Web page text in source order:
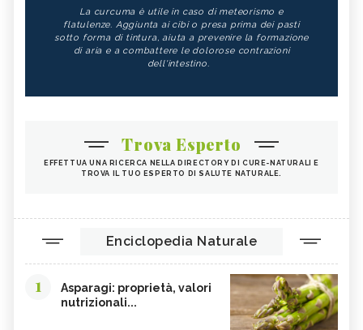
La curcuma è utile in caso di meteorismo e
flatulenze. Aggiunta ai cibi o presa prima dei pasti
sotto forma di tintura, aiuta a prevenire la formazione
di aria e a combattere le dolorose contrazioni
dell'intestino.
Trova Esperto
EFFETTUA UNA RICERCA NELLA DIRECTORY DI CURE-NATURALI E
TROVA IL TUO ESPERTO DI SALUTE NATURALE.
Enciclopedia Naturale
1
Asparagi: proprietà, valori
nutrizionali...